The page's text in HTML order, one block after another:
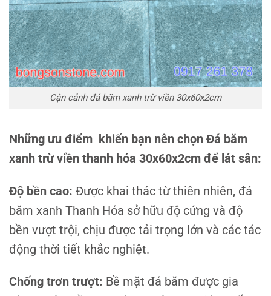
Cận cảnh đá băm xanh trừ viền 30x60x2cm
Những ưu điểm khiến bạn nên chọn Đá băm
xanh trừ viền thanh hóa 30x60x2cm để lát sân:
Độ bền cao: Được khai thác từ thiên nhiên, đá
băm xanh Thanh Hóa sở hữu độ cứng và độ
bền vượt trội, chịu được tải trọng lớn và các tác
động thời tiết khắc nghiệt.
Chống trơn trượt: Bề mặt đá băm được gia